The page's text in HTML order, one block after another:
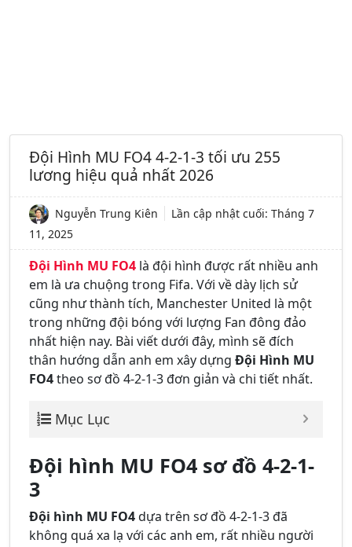
Đội Hình MU FO4 4-2-1-3 tối ưu 255
lương hiệu quả nhất 2026
Nguyễn Trung Kiên Lần cập nhật cuối: Tháng 7
11, 2025
Đội Hình MU FO4 là đội hình được rất nhiều anh
em là ưa chuộng trong Fifa. Với về dày lịch sử
cũng như thành tích, Manchester United là một
trong những đội bóng với lượng Fan đông đảo
nhất hiện nay. Bài viết dưới đây, mình sẽ đích
thân hướng dẫn anh em xây dựng Đội Hình MU
FO4theo sơ đồ 4-2-1-3 đơn giản và chi tiết nhất.
Mục Lục
Đội hình MU FO4 sơ đồ 4-2-1-
3
Đội hình MU FO4dựa trên sơ đồ 4-2-1-3 đã
không quá xa lạ với các anh em, rất nhiều người